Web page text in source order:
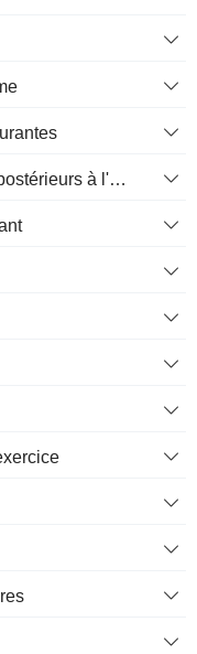
Pensions et autres avantages postérieurs à l'emploi